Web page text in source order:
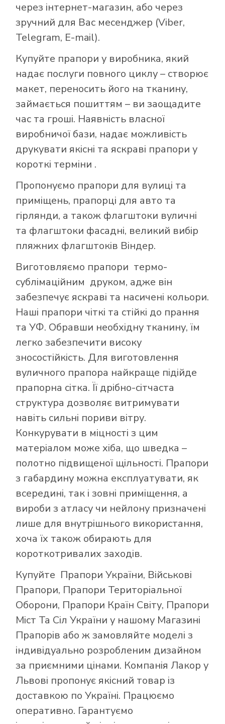
через інтернет-магазин, або через
зручний для Вас месенджер (Viber,
Telegram, E-mail).
Купуйте прапори у виробника, який
надає послуги повного циклу – створює
макет, переносить його на тканину,
займається пошиттям – ви заощадите
час та гроші. Наявність власної
виробничої бази, надає можливість
друкувати якісні та яскраві прапори у
короткі терміни .
Пропонуємо прапори для вулиці та
приміщень, прапорці для авто та
гірлянди, а також флагштоки вуличні
та флагштоки фасадні, великий вибір
пляжних флагштоків Віндер.
Виготовляємо прапори термо-
сублімаційним друком, адже він
забезпечує яскраві та насичені кольори.
Наші прапори чіткі та стійкі до прання
та УФ. Обравши необхідну тканину, їм
легко забезпечити високу
зносостійкість. Для виготовлення
вуличного прапора найкраще підійде
прапорна сітка. Її дрібно-сітчаста
структура дозволяє витримувати
навіть сильні пориви вітру.
Конкурувати в міцності з цим
матеріалом може хіба, що шведка –
полотно підвищеної щільності. Прапори
з габардину можна експлуатувати, як
всередині, так і зовні приміщення, а
вироби з атласу чи нейлону призначені
лише для внутрішнього використання,
хоча їх також обирають для
короткотривалих заходів.
Купуйте Прапори України, Військові
Прапори, Прапори Територіальної
Оборони, Прапори Країн Світу, Прапори
Міст Та Сіл України у нашому Магазині
Прапорів або ж замовляйте моделі з
індивідуально розробленим дизайном
за приємними цінами. Компанія Лакор у
Львові пропонує якісний товар із
доставкою по Україні. Працюємо
оперативно. Гарантуємо